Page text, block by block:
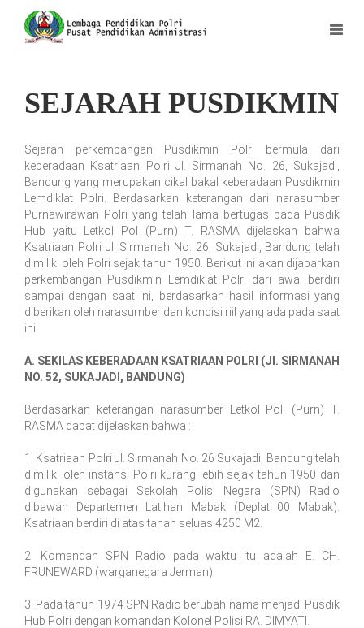
SEJARAH PUSDIKMIN
Sejarah perkembangan Pusdikmin Polri bermula dari
keberadaan Ksatriaan Polri Jl. Sirmanah No. 26, Sukajadi,
Bandung yang merupakan cikal bakal keberadaan Pusdikmin
Lemdiklat Polri. Berdasarkan keterangan dari narasumber
Purnawirawan Polri yang telah lama bertugas pada Pusdik
Hub yaitu Letkol Pol (Purn) T. RASMA dijelaskan bahwa
Ksatriaan Polri Jl. Sirmanah No. 26, Sukajadi, Bandung telah
dimiliki oleh Polri sejak tahun 1950. Berikut ini akan dijabarkan
perkembangan Pusdikmin Lemdiklat Polri dari awal berdiri
sampai dengan saat ini, berdasarkan hasil informasi yang
diberikan oleh narasumber dan kondisi riil yang ada pada saat
ini.
A. SEKILAS KEBERADAAN KSATRIAAN POLRI (Jl. SIRMANAH
NO. 52, SUKAJADI, BANDUNG)
Berdasarkan keterangan narasumber Letkol Pol. (Purn) T.
RASMA dapat dijelaskan bahwa :
1. Ksatriaan Polri Jl. Sirmanah No. 26 Sukajadi, Bandung telah
dimiliki oleh instansi Polri kurang lebih sejak tahun 1950 dan
digunakan sebagai Sekolah Polisi Negara (SPN) Radio
dibawah Departemen Latihan Mabak (Deplat 00 Mabak).
Ksatriaan berdiri di atas tanah seluas 4250 M2.
2. Komandan SPN Radio pada waktu itu adalah E. CH.
FRUNEWARD (warganegara Jerman).
3. Pada tahun 1974 SPN Radio berubah nama menjadi Pusdik
Hub Polri dengan komandan Kolonel Polisi RA. DIMYATI.